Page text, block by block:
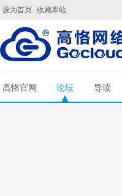
设为首页 收藏本站
高恪官网 论坛 导读